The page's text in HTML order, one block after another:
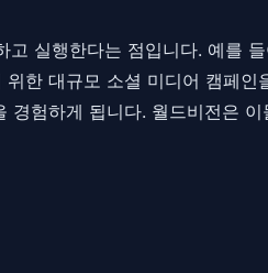
실행한다는 점입니다. 예를
한 대규모 소셜 미디어 캠페
험하게 됩니다. 월드비전은